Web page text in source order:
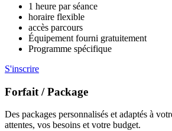
1 heure par séance
horaire flexible
accès parcours
Équipement fourni gratuitement
Programme spécifique
S'inscrire
Forfait / Package
Des packages personnalisés et adaptés à
attentes, vos besoins et votre budget.